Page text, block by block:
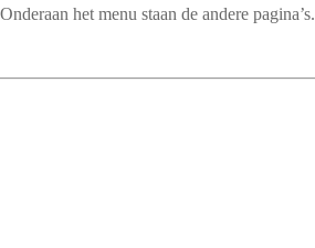
het menu staan de andere pagina’s.